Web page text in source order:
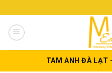
to
content
TAM ANH ĐÀ LẠT